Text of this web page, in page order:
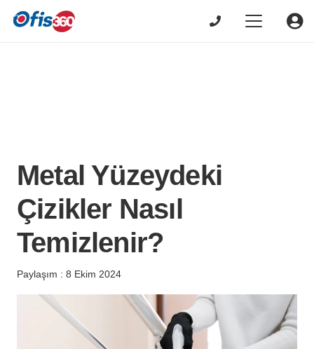
Metal Yüzeydeki
Çizikler Nasıl
Temizlenir?
Paylaşım : 8 Ekim 2024